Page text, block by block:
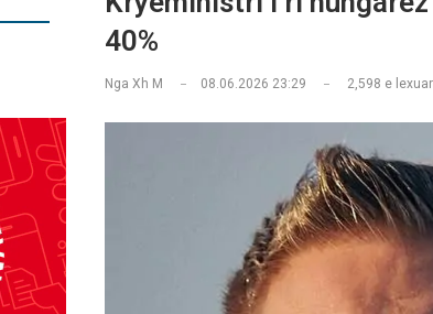
40%
Nga Xh M 08.06.2026 23:29 2,598 e lexuar